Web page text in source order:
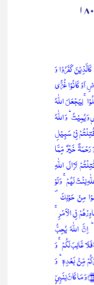
کَفَرُوۡا وَ
اَوۡ کَانُوۡا غُزًّی
لِیَجۡعَلَ اللّٰہُ
وَ یُمِیۡتُ ؕ وَ اللّٰہُ
لَئِنۡ قُتِلۡتُمۡ فِیۡ سَبِیۡلِ
رَحۡمَۃٌ خَیۡرٌ مِّمَّا
قُتِلۡتُمۡ لَاِالَی اللّٰہِ
اللّٰہِ لِنۡتَ لَہُمۡ ۚ وَ لَوۡ
مِنۡ حَوۡلِکَ
فِی الۡاَمۡرِ
اِنَّ اللّٰہَ یُحِبُّ
اللّٰہُ فَلَا غَالِبَ لَکُمۡ ۚ وَ
مِّنۡۢ بَعۡدِہٖ ؕ وَ
عَلَی اللّٰہِ فَلۡیَتَوَکَّلِ الۡمُؤۡمِنُوۡنَ ﴿۱۶۰﴾وَ مَا کَانَ لِنَبِیٍّ